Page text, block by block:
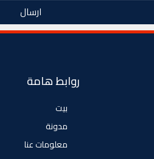
ارسال
روابط هامة
بيت
مدونة
معلومات عنا